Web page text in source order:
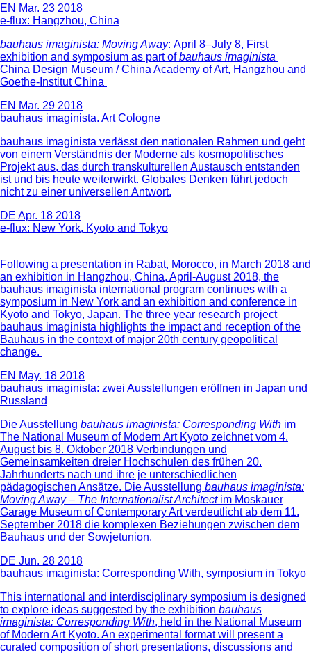
EN Mar. 23 2018
e-flux: Hangzhou, China
bauhaus imaginista: Moving Away: April 8–July 8, First
exhibition and symposium as part ofbauhaus imaginista
China Design Museum / China Academy of Art, Hangzhou and
Goethe-Institut China
EN Mar. 29 2018
bauhaus imaginista. Art Cologne
bauhaus imaginista verlässt den nationalen Rahmen und geht
von einem Verständnis der Moderne als kosmopolitisches
Projekt aus, das durch transkulturellen Austausch entstanden
ist und bis heute weiterwirkt. Globales Denken führt jedoch
nicht zu einer universellen Antwort.
DE Apr. 18 2018
e-flux: New York, Kyoto and Tokyo
Following a presentation in Rabat, Morocco, in March 2018 and
an exhibition in Hangzhou, China, April-August 2018, the
bauhaus imaginista international program continues with a
symposium in New York and an exhibition and conference in
Kyoto and Tokyo, Japan. The three year research project
bauhaus imaginista highlights the impact and reception of the
Bauhaus in the context of major 20th century geopolitical
change.
EN May. 18 2018
bauhaus imaginista: zwei Ausstellungen eröffnen in Japan und
Russland
Die Ausstellung bauhaus imaginista: Corresponding With im
The National Museum of Modern Art Kyoto zeichnet vom 4.
August bis 8. Oktober 2018 Verbindungen und
Gemeinsamkeiten dreier Hochschulen des frühen 20.
Jahrhunderts nach und ihre je unterschiedlichen
pädagogischen Ansätze. Die Ausstellung bauhaus imaginista:
Moving Away – The Internationalist Architectim Moskauer
Garage Museum of Contemporary Art verdeutlicht ab dem 11.
September 2018 die komplexen Beziehungen zwischen dem
Bauhaus und der Sowjetunion.
DE Jun. 28 2018
bauhaus imaginista: Corresponding With, symposium in Tokyo
This international and interdisciplinary symposium is designed
to explore ideas suggested by the exhibition bauhaus
imaginista: Corresponding With, held in the National Museum
of Modern Art Kyoto. An experimental format will present a
curated composition of short presentations, discussions and